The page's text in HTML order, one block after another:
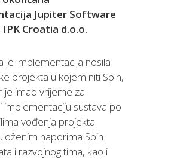
Jupiter Software
Croatia d.o.o.
je implementacija nosila
projekta u kojem niti Spin,
imao vrijeme za
implementaciju sustava po
vođenja projekta.
naporima Spin
i razvojnog tima, kao i